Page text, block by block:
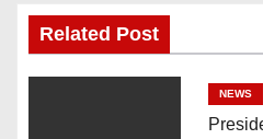
Related Post
NEWS